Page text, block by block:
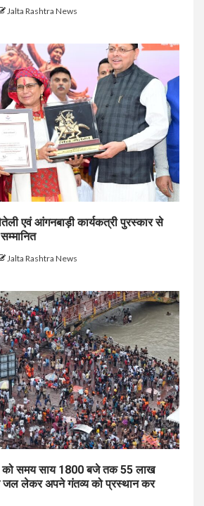
Jalta Rashtra News
एवं आंगनबाड़ी कार्यकत्री पुरस्कार से
Jalta Rashtra News
को समय साय 1800 बजे तक 55 लाख
जल लेकर अपने गंतव्य को प्रस्थान कर